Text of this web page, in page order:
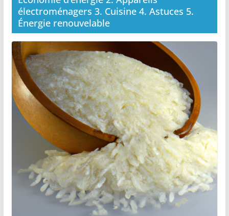
électroménagers 3. Cuisine 4. Astuces 5.
Énergie renouvelable